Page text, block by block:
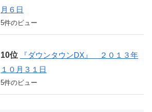
月６日
5件のビュー
『ダウンタウンDX』 ２０１３年
１０月３１日
5件のビュー